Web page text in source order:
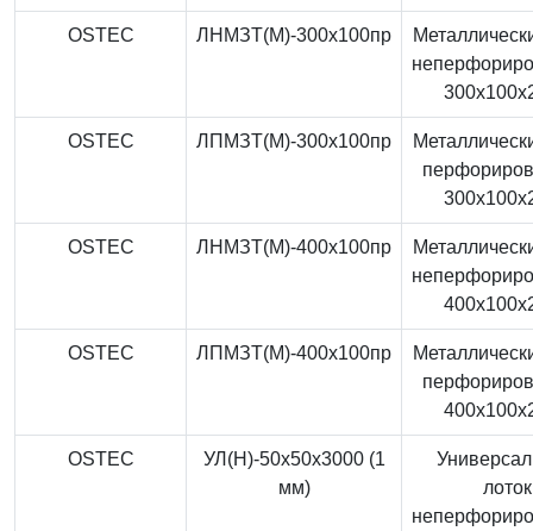
OSTEC ЛНМЗТ(М)-300x100пр
OSTEC ЛПМЗТ(М)-300x100пр
OSTEC ЛНМЗТ(М)-400x100пр
OSTEC ЛПМЗТ(М)-400x100пр
OSTEC
УЛ(Н)-50x50x3000 (1
мм)
лоток